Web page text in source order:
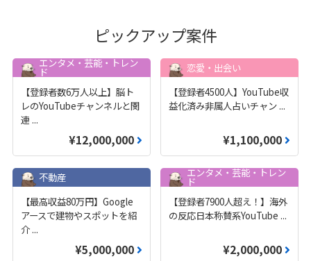
ピックアップ案件
エンタメ・芸能・トレン
ド
【登録者数6万人以上】脳ト
レのYouTubeチャンネルと関
連 ...
¥12,000,000
恋愛・出会い
【登録者4500人】YouTube収
益化済み非属人占いチャン ...
¥1,100,000
不動産
【最高収益80万円】Google
アースで建物やスポットを紹
介 ...
¥5,000,000
エンタメ・芸能・トレン
ド
【登録者7900人超え！】海外
の反応日本称賛系YouTube ...
¥2,000,000